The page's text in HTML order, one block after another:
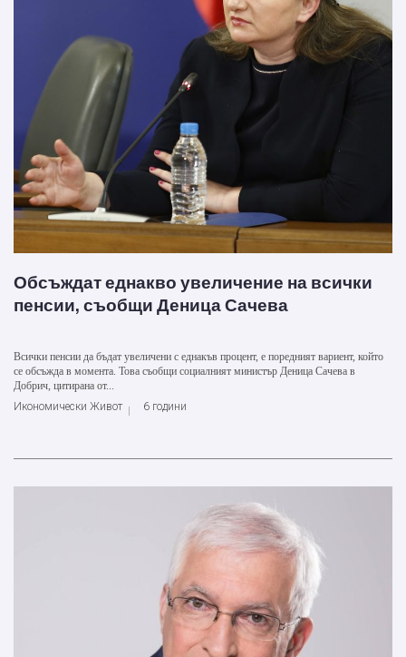
Обсъждат еднакво увеличение на всички
пенсии, съобщи Деница Сачева
Всички пенсии да бъдат увеличени с еднакъв процент, е поредният вариент, който
се обсъжда в момента. Това съобщи социалният министър Деница Сачева в
Добрич, цитирана от...
Икономически Живот
6 години